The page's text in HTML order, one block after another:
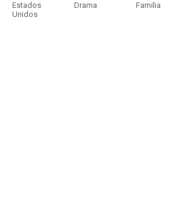
Estados
Unidos
Drama Familia